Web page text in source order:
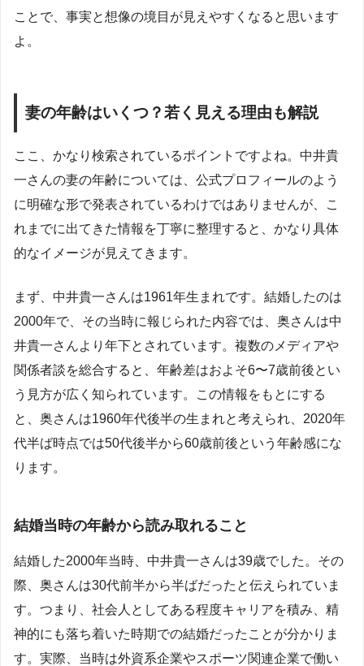
ことで、事実と想像の境目が見えやすくなると思います
よ。
妻の年齢はいくつ？若く見える理由も解説
ここ、かなり検索されているポイントですよね。中井貴
一さんの妻の年齢については、公式プロフィールのよう
に明確な形で発表されているわけではありませんが、こ
れまでに出てきた情報を丁寧に整理すると、かなり具体
的なイメージが見えてきます。
まず、中井貴一さんは1961年生まれです。結婚したのは
2000年で、その当時に報じられた内容では、奥さんは中
井貴一さんより年下とされています。複数のメディアや
関係者談を総合すると、年齢差はおよそ6〜7歳前後とい
う見方が広く知られています。この情報をもとにする
と、奥さんは1960年代後半の生まれと考えられ、2020年
代半ば時点では50代後半から60歳前後という年齢感にな
ります。
結婚当時の年齢から読み取れること
結婚した2000年当時、中井貴一さんは39歳でした。その
際、奥さんは30代前半から半ばだったと伝えられていま
す。つまり、社会人としてある程度キャリアを積み、精
神的にも落ち着いた時期での結婚だったことが分かりま
す。実際、当時は外資系企業やスポーツ関連企業で働い